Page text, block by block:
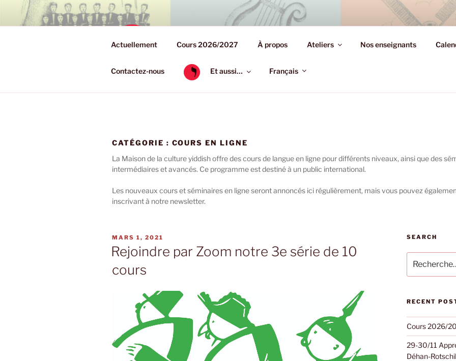
contenu
COURS.YIDDISH.PARIS
Actuellement Cours 2026/2027 À propos Ateliers Nos enseignants
Contactez-nous Et aussi… Français
CATÉGORIE : COURS EN LIGNE
La Maison de la culture yiddish offre des cours de langue en ligne pour différents niveaux, ainsi que des
intermédiaires et avancés. Ce programme est destiné à un public international.
Les nouveaux cours et séminaires en ligne seront annoncés ici régulièrement, mais vous pouvez
inscrivant à notre newsletter.
PUBLIÉ
LE
MARS 1, 2021
Rejoindre par Zoom notre 3e série de 10
cours
SEARCH
pour
:
RECENT
Cours 2026/
29-30/11
Déhan-